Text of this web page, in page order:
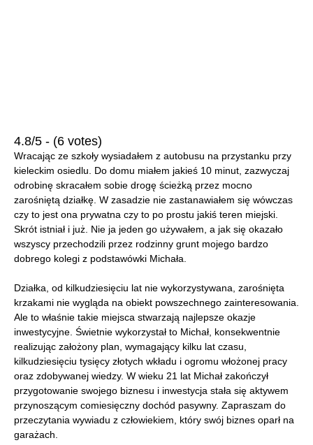
4.8/5 - (6 votes)
Wracając ze szkoły wysiadałem z autobusu na przystanku przy
kieleckim osiedlu. Do domu miałem jakieś 10 minut, zazwyczaj
odrobinę skracałem sobie drogę ścieżką przez mocno
zarośniętą działkę. W zasadzie nie zastanawiałem się wówczas
czy to jest ona prywatna czy to po prostu jakiś teren miejski.
Skrót istniał i już. Nie ja jeden go używałem, a jak się okazało
wszyscy przechodzili przez rodzinny grunt mojego bardzo
dobrego kolegi z podstawówki Michała.
Działka, od kilkudziesięciu lat nie wykorzystywana, zarośnięta
krzakami nie wygląda na obiekt powszechnego zainteresowania.
Ale to właśnie takie miejsca stwarzają najlepsze okazje
inwestycyjne. Świetnie wykorzystał to Michał, konsekwentnie
realizując założony plan, wymagający kilku lat czasu,
kilkudziesięciu tysięcy złotych wkładu i ogromu włożonej pracy
oraz zdobywanej wiedzy. W wieku 21 lat Michał zakończył
przygotowanie swojego biznesu i inwestycja stała się aktywem
przynoszącym comiesięczny dochód pasywny. Zapraszam do
przeczytania wywiadu z człowiekiem, który swój biznes oparł na
garażach.